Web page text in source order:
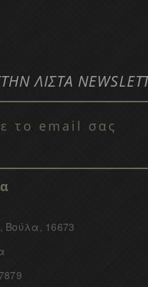
ΛΙΣΤΑ
Βούλα, 16673